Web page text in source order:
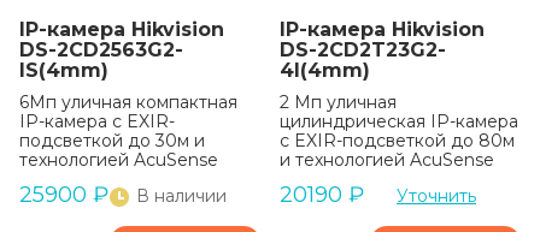
IP-камера Hikvision
DS-2CD2563G2-
IS(4mm)
6Мп уличная компактная
IP-камера с EXIR-
подсветкой до 30м и
технологией AcuSense
25900 ₽ В наличии
IP-камера Hikvision
DS-2CD2T23G2-
4I(4mm)
2 Мп уличная
цилиндрическая IP-камера
с EXIR-подсветкой до 80м
и технологией AcuSense
20190 ₽ Уточнить